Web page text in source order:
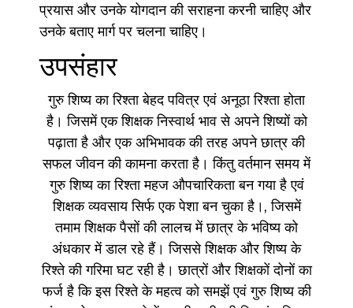
प्रयास और उनके योगदान की सराहना करनी चाहिए और
उनके बताए मार्ग पर चलना चाहिए।
उपसंहार
गुरु शिष्य का रिश्ता बेहद पवित्र एवं अनूठा रिश्ता होता
है। जिसमें एक शिक्षक निस्वार्थ भाव से अपने शिष्यों को
पढ़ाता है और एक अभिभावक की तरह अपने छात्र की
सफल जीवन की कामना करता है। किंतु वर्तमान समय में
गुरु शिष्य का रिश्ता महज औपचारिकता बन गया है एवं
शिक्षक व्यवसाय सिर्फ एक पेशा बन चुका है।, जिसमें
तमाम शिक्षक पैसों की लालच में छात्र के भविष्य को
अंधकार में डाल रहे हैं। जिससे शिक्षक और शिष्य के
रिश्ते की गरिमा घट रही है। छात्रों और शिक्षकों दोनों का
फर्ज है कि इस रिश्ते के महत्व को समझें एवं गुरु शिष्य की